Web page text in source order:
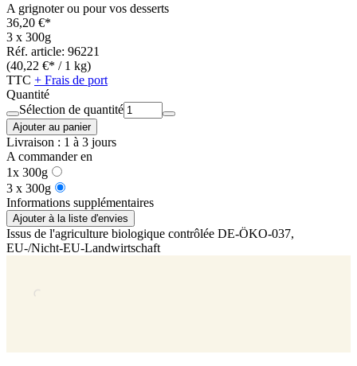
A grignoter ou pour vos desserts
36,20 €*
3 x 300g
Réf. article: 96221
(40,22 €* / 1 kg)
TTC + Frais de port
Quantité
Sélection de quantité
Ajouter au panier
Livraison : 1 à 3 jours
A commander en
1x 300g
3 x 300g
Informations supplémentaires
Ajouter à la liste d'envies
Issus de l'agriculture biologique contrôlée DE-ÖKO-037,
EU-/Nicht-EU-Landwirtschaft